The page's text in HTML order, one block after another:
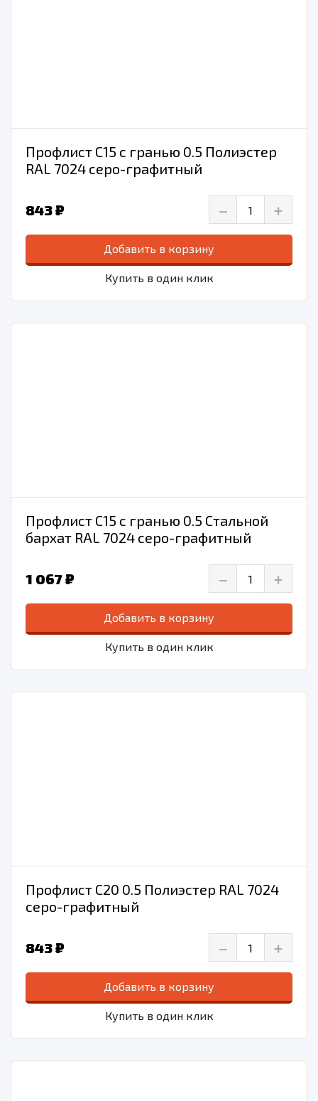
Профлист С15 с гранью 0.5 Полиэстер
RAL 7024 серо-графитный
843 ₽ – +
Добавить в корзину
Купить в один клик
Профлист С15 с гранью 0.5 Стальной
бархат RAL 7024 серо-графитный
1 067 ₽ – +
Добавить в корзину
Купить в один клик
Профлист С20 0.5 Полиэстер RAL 7024
серо-графитный
843 ₽ – +
Добавить в корзину
Купить в один клик